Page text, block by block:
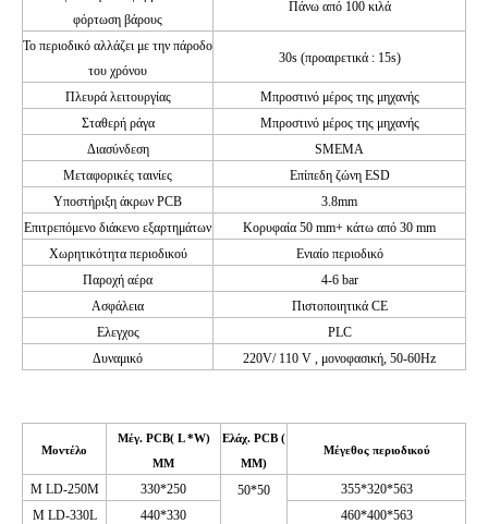
φόρτωση βάρους
Πάνω από 100 κιλά
Το περιοδικό αλλάζει με την πάροδο
του χρόνου
30s (προαιρετικά : 15s)
Πλευρά λειτουργίας
Μπροστινό μέρος της μηχανής
Σταθερή ράγα
Μπροστινό μέρος της μηχανής
Διασύνδεση
SMEMA
Μεταφορικές ταινίες
Επίπεδη ζώνη ESD
Υποστήριξη άκρων PCB
3.8mm
Επιτρεπόμενο διάκενο εξαρτημάτων
Κορυφαία 50 mm+ κάτω από 30 mm
Χωρητικότητα περιοδικού
Ενιαίο περιοδικό
Παροχή αέρα
4-6 bar
Ασφάλεια
Πιστοποιητικά CE
Ελεγχος
PLC
Δυναμικό
220V/ 110 V , μονοφασική, 50-60Hz
Μοντέλο
Μέγ. PCB( L*W)
MM
Ελάχ. PCB (
MM)
Μέγεθος περιοδικού
M LD-250M 330*250 50*50
355*320*563
M LD-330L 440*330
460*400*563